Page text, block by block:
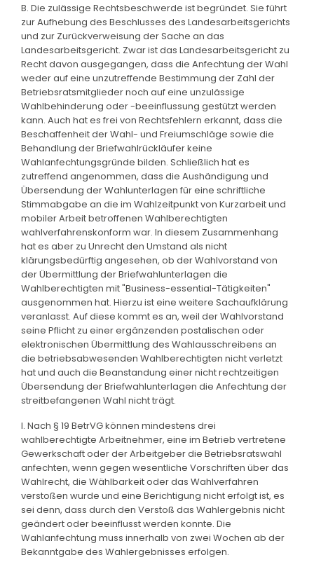
B. Die zulässige Rechtsbeschwerde ist begründet. Sie führt
zur Aufhebung des Beschlusses des Landesarbeitsgerichts
und zur Zurückverweisung der Sache an das
Landesarbeitsgericht. Zwar ist das Landesarbeitsgericht zu
Recht davon ausgegangen, dass die Anfechtung der Wahl
weder auf eine unzutreffende Bestimmung der Zahl der
Betriebsratsmitglieder noch auf eine unzulässige
Wahlbehinderung oder -beeinflussung gestützt werden
kann. Auch hat es frei von Rechtsfehlern erkannt, dass die
Beschaffenheit der Wahl- und Freiumschläge sowie die
Behandlung der Briefwahlrückläufer keine
Wahlanfechtungsgründe bilden. Schließlich hat es
zutreffend angenommen, dass die Aushändigung und
Übersendung der Wahlunterlagen für eine schriftliche
Stimmabgabe an die im Wahlzeitpunkt von Kurzarbeit und
mobiler Arbeit betroffenen Wahlberechtigten
wahlverfahrenskonform war. In diesem Zusammenhang
hat es aber zu Unrecht den Umstand als nicht
klärungsbedürftig angesehen, ob der Wahlvorstand von
der Übermittlung der Briefwahlunterlagen die
Wahlberechtigten mit "Business-essential-Tätigkeiten"
ausgenommen hat. Hierzu ist eine weitere Sachaufklärung
veranlasst. Auf diese kommt es an, weil der Wahlvorstand
seine Pflicht zu einer ergänzenden postalischen oder
elektronischen Übermittlung des Wahlausschreibens an
die betriebsabwesenden Wahlberechtigten nicht verletzt
hat und auch die Beanstandung einer nicht rechtzeitigen
Übersendung der Briefwahlunterlagen die Anfechtung der
streitbefangenen Wahl nicht trägt.
I. Nach § 19 BetrVG können mindestens drei
wahlberechtigte Arbeitnehmer, eine im Betrieb vertretene
Gewerkschaft oder der Arbeitgeber die Betriebsratswahl
anfechten, wenn gegen wesentliche Vorschriften über das
Wahlrecht, die Wählbarkeit oder das Wahlverfahren
verstoßen wurde und eine Berichtigung nicht erfolgt ist, es
sei denn, dass durch den Verstoß das Wahlergebnis nicht
geändert oder beeinflusst werden konnte. Die
Wahlanfechtung muss innerhalb von zwei Wochen ab der
Bekanntgabe des Wahlergebnisses erfolgen.